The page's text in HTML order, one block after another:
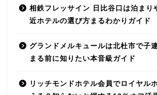
相鉄フレッサイン 日比谷口は泊まり
近ホテルの選び方まるわかりガイド
グランドメルキュールは北杜市で子
まる前に知りたい本音級ガイド
リッチモンドホテル会員でロイヤル